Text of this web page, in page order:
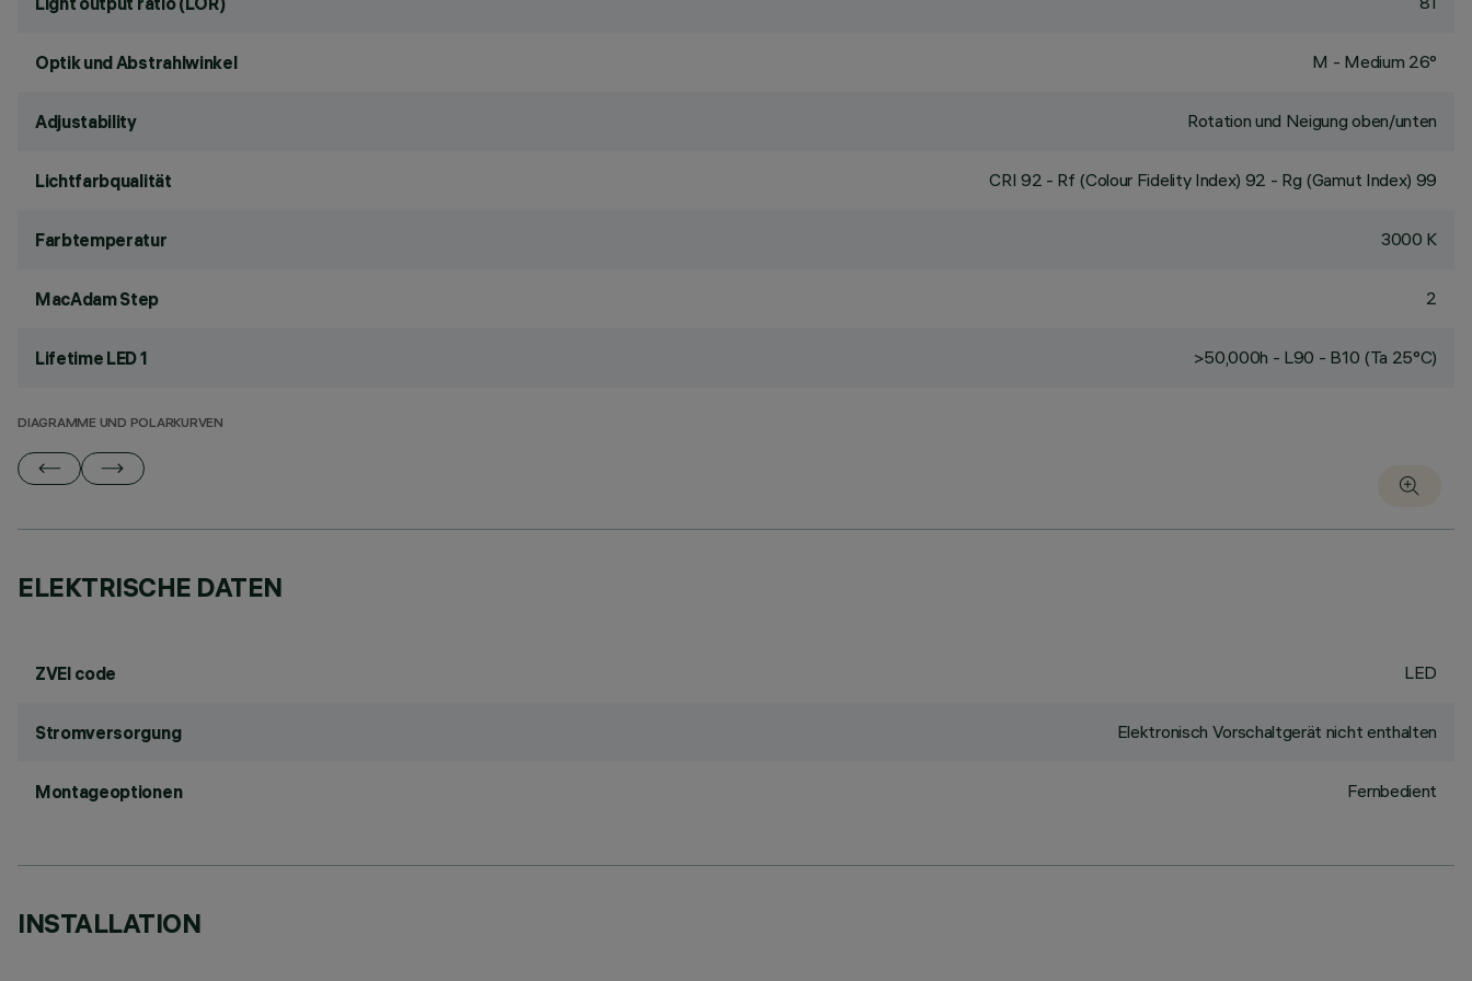
Optik und Abstrahlwinkel M - Medium 26°
Adjustability Rotation und Neigung oben/unten
Lichtfarbqualität CRI 92 - Rf (Colour Fidelity Index) 92 - Rg (Gamut Index) 99
Farbtemperatur 3000 K
MacAdam Step 2
Lifetime LED 1 >50,000h - L90 - B10 (Ta 25°C)
DIAGRAMME UND POLARKURVEN
ELEKTRISCHE DATEN
ZVEI code LED
Stromversorgung Elektronisch Vorschaltgerät nicht enthalten
Montageoptionen Fernbedient
INSTALLATION